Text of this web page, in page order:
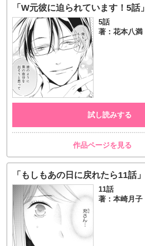
「W元彼に迫られています！5話」
5話
著：花本八満
試し読みする
作品ページを見る
「もしもあの日に戻れたら11話」
11話
著：本崎月子